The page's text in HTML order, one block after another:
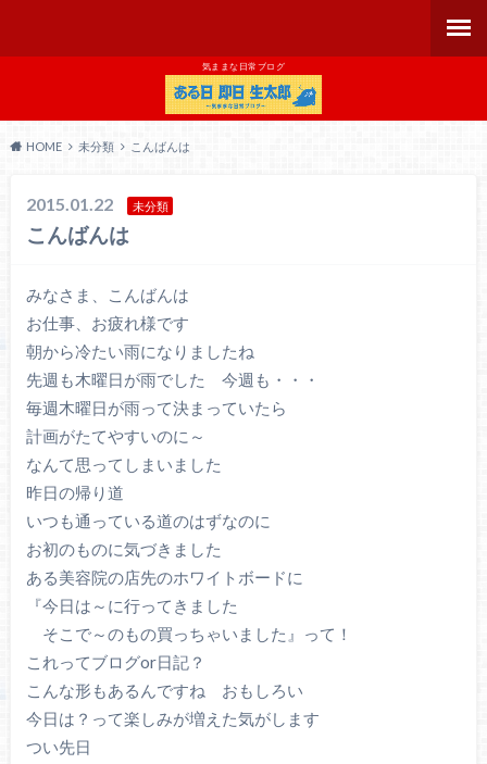
気ままな日常ブログ
HOME 未分類 こんばんは
2015.01.22 未分類
こんばんは
みなさま、こんばんは
お仕事、お疲れ様です
朝から冷たい雨になりましたね
先週も木曜日が雨でした 今週も・・・
毎週木曜日が雨って決まっていたら
計画がたてやすいのに～
なんて思ってしまいました
昨日の帰り道
いつも通っている道のはずなのに
お初のものに気づきました
ある美容院の店先のホワイトボードに
『今日は～に行ってきました
そこで～のもの買っちゃいました』って！
これってブログor日記？
こんな形もあるんですね おもしろい
今日は？って楽しみが増えた気がします
つい先日